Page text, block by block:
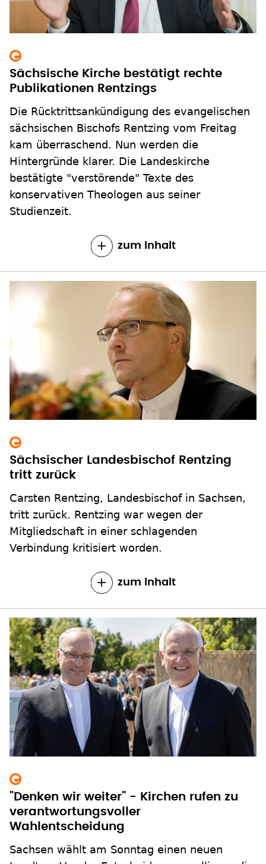
Sächsische Kirche bestätigt rechte
Publikationen Rentzings
Die Rücktrittsankündigung des evangelischen
sächsischen Bischofs Rentzing vom Freitag
kam überraschend. Nun werden die
Hintergründe klarer. Die Landeskirche
bestätigte "verstörende" Texte des
konservativen Theologen aus seiner
Studienzeit.
zum Inhalt
Sächsischer Landesbischof Rentzing
tritt zurück
Carsten Rentzing, Landesbischof in Sachsen,
tritt zurück. Rentzing war wegen der
Mitgliedschaft in einer schlagenden
Verbindung kritisiert worden.
zum Inhalt
"Denken wir weiter" - Kirchen rufen zu
verantwortungsvoller
Wahlentscheidung
Sachsen wählt am Sonntag einen neuen